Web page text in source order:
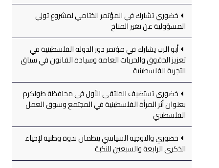
خضوري تشارك في المؤتمر الختامي لمشروع تولي
المسؤولية عن تغير المناخ
أبو الرب يشارك في مؤتمر دور الدولة الفلسطينية في
تعزيز الحقوق والحريات العامة وسيادة القانون في سياق
التجربة الفلسطينية
خضوري تستضيف الملتقى الأول في محافظة طولكرم
بعنوان أثر المرأة الفلسطينية في المجتمع وسوق العمل
الفلسطيني
خضوري والتوجيه السياسي ينظمان ندوة وطنية لإحياء
الذكرى الرابعة والسبعين للنكبة